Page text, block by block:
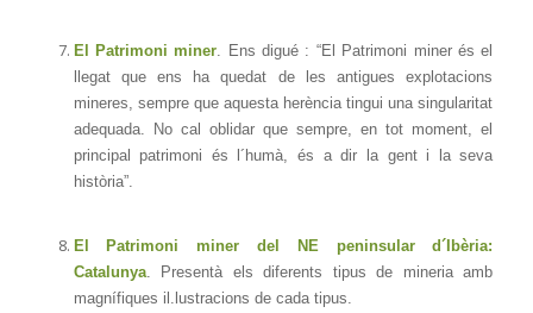
El Patrimoni miner. Ens digué : “El Patrimoni miner és el
llegat que ens ha quedat de les antigues explotacions
mineres, sempre que aquesta herència tingui una singularitat
adequada. No cal oblidar que sempre, en tot moment, el
principal patrimoni és l´humà, és a dir la gent i la seva
història”.
El Patrimoni miner del NE peninsular d´Ibèria:
Catalunya. Presentà els diferents tipus de mineria amb
magnífiques il.lustracions de cada tipus.